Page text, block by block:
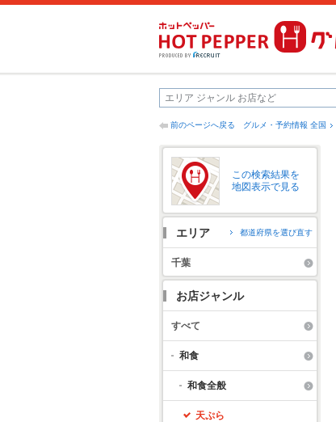
前のページへ戻る グルメ・予約情報 全国
この検索結果を
地図表示で見る
エリア 都道府県を選び直す
千葉
お店ジャンル
すべて
和食
和食全般
天ぷら